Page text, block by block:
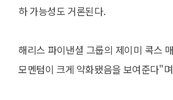
하 가능성도 거론된다.
해리스 파이낸셜 그룹의 제이미 콕스
모멘텀이 크게 약화됐음을 보여준다"